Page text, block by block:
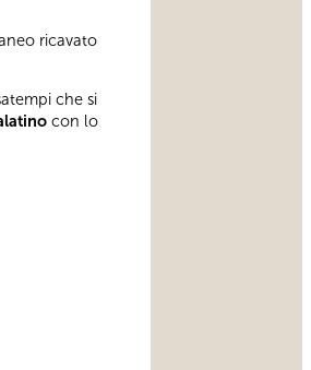
ricavato
che si
con lo